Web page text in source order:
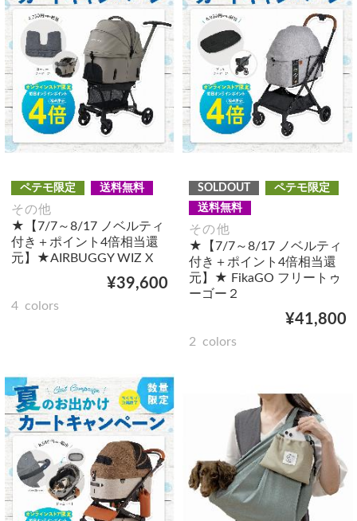
ペテモ限定 送料無料
その他
★【7/7～8/17 ノベルティ
付き＋ポイント4倍相当還
元】★AIRBUGGY WIZ X
¥39,600
4 colors
SOLDOUT
ペテモ限定
送料無料
その他
★【7/7～8/17 ノベルティ
付き＋ポイント4倍相当還
元】★ FikaGO フリートゥ
ーゴー２
¥41,800
2 colors